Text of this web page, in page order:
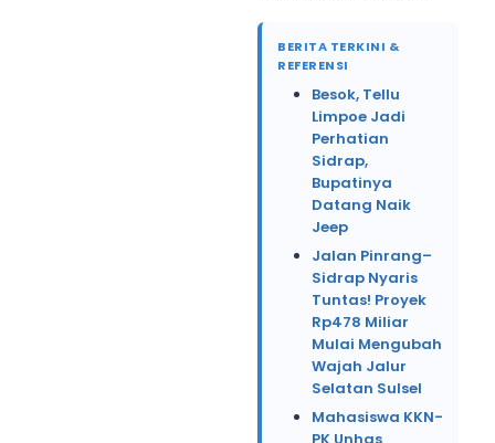
BERITA TERKINI &
REFERENSI
Besok, Tellu
Limpoe Jadi
Perhatian
Sidrap,
Bupatinya
Datang Naik
Jeep
Jalan Pinrang–
Sidrap Nyaris
Tuntas! Proyek
Rp478 Miliar
Mulai Mengubah
Wajah Jalur
Selatan Sulsel
Mahasiswa KKN-
PK Unhas